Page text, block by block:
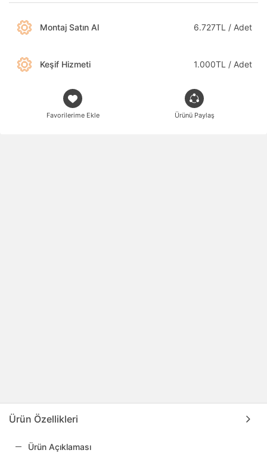
Montaj Satın Al 6.727TL / Adet
Keşif Hizmeti 1.000TL / Adet
Favorilerime Ekle Ürünü Paylaş
Ürün Özellikleri
Ürün Açıklaması